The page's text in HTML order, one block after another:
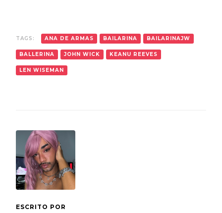
TAGS: ANA DE ARMAS BAILARINA BAILARINAJW
BALLERINA JOHN WICK KEANU REEVES
LEN WISEMAN
ESCRITO POR